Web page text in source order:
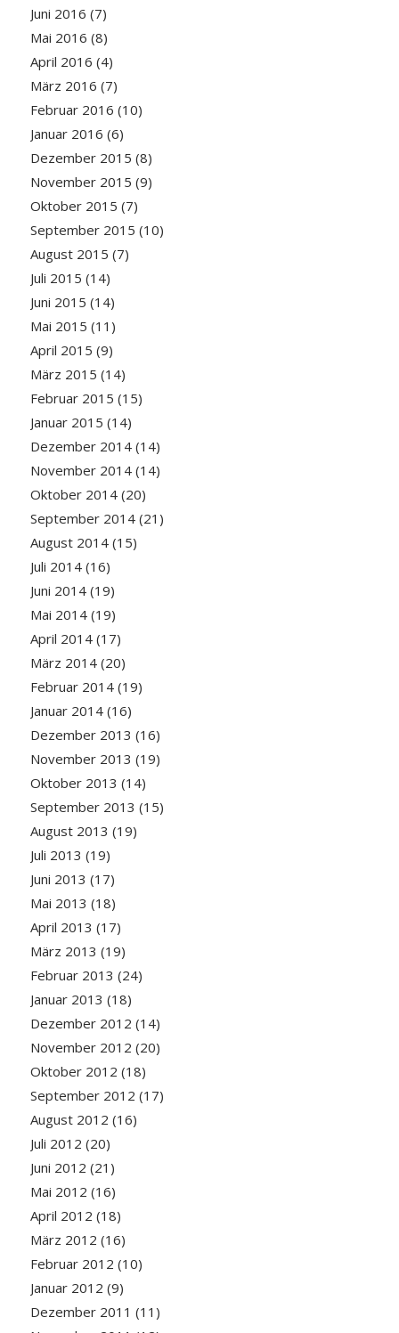
Juni 2016 (7)
Mai 2016 (8)
April 2016 (4)
März 2016 (7)
Februar 2016 (10)
Januar 2016 (6)
Dezember 2015 (8)
November 2015 (9)
Oktober 2015 (7)
September 2015 (10)
August 2015 (7)
Juli 2015 (14)
Juni 2015 (14)
Mai 2015 (11)
April 2015 (9)
März 2015 (14)
Februar 2015 (15)
Januar 2015 (14)
Dezember 2014(14)
November 2014(14)
Oktober 2014(20)
September 2014(21)
August 2014(15)
Juli 2014(16)
Juni 2014(19)
Mai 2014(19)
April 2014(17)
März 2014(20)
Februar 2014(19)
Januar 2014(16)
Dezember 2013 (16)
November 2013 (19)
Oktober 2013 (14)
September 2013 (15)
August 2013 (19)
Juli 2013 (19)
Juni 2013 (17)
Mai 2013 (18)
April 2013 (17)
März 2013 (19)
Februar 2013 (24)
Januar 2013 (18)
Dezember 2012 (14)
November 2012 (20)
Oktober 2012 (18)
September 2012 (17)
August 2012 (16)
Juli 2012 (20)
Juni 2012 (21)
Mai 2012 (16)
April 2012 (18)
März 2012 (16)
Februar 2012 (10)
Januar 2012 (9)
Dezember 2011 (11)